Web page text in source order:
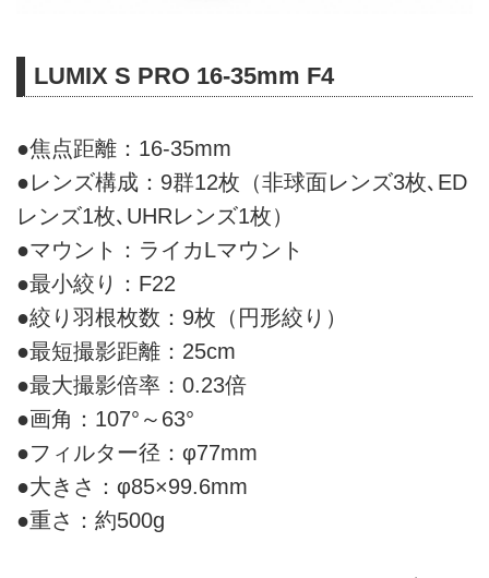
LUMIX S PRO 16-35mm F4
●焦点距離：16-35mm
●レンズ構成：9群12枚（非球面レンズ3枚､ED
レンズ1枚､UHRレンズ1枚）
●マウント：ライカLマウント
●最小絞り：F22
●絞り羽根枚数：9枚（円形絞り）
●最短撮影距離：25cm
●最大撮影倍率：0.23倍
●画角：107°～63°
●フィルター径：φ77mm
●大きさ：φ85×99.6mm
●重さ：約500g